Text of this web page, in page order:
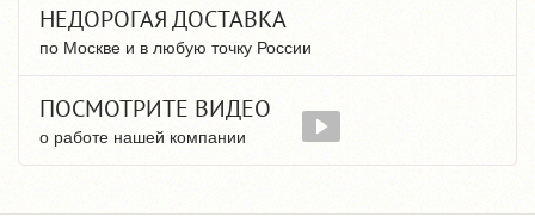
НЕДОРОГАЯ ДОСТАВКА
по Москве и в любую точку России
ПОСМОТРИТЕ ВИДЕО
о работе нашей компании